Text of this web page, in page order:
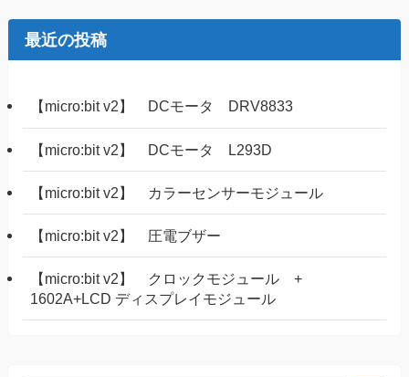
最近の投稿
【micro:bit v2】 DCモータ DRV8833
【micro:bit v2】 DCモータ L293D
【micro:bit v2】 カラーセンサーモジュール
【micro:bit v2】 圧電ブザー
【micro:bit v2】 クロックモジュール +
1602A+LCD ディスプレイモジュール